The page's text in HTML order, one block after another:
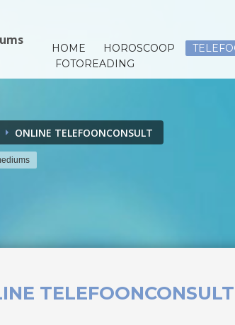
HOME HOROSCOOP
FOTOREADING
ONLINE TELEFOONCONSULT
TELEFOONCONSULT